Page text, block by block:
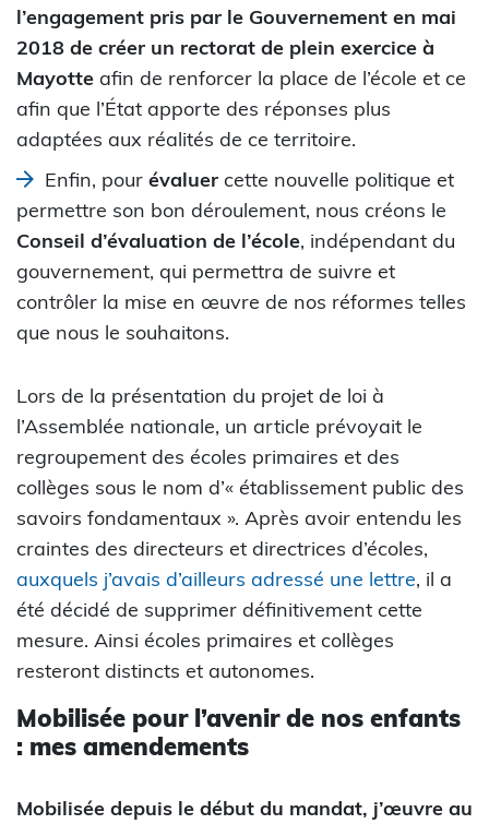
l’engagement pris par le Gouvernement en mai
2018 de créer un rectorat de plein exercice à
Mayotte afin de renforcer la place de l’école et ce
afin que l’État apporte des réponses plus
adaptées aux réalités de ce territoire.
Enfin, pour évaluer cette nouvelle politique et
permettre son bon déroulement, nous créons le
Conseil d’évaluation de l’école, indépendant du
gouvernement, qui permettra de suivre et
contrôler la mise en œuvre de nos réformes telles
que nous le souhaitons.
Lors de la présentation du projet de loi à
l’Assemblée nationale, un article prévoyait le
regroupement des écoles primaires et des
collèges sous le nom d’« établissement public des
savoirs fondamentaux ». Après avoir entendu les
craintes des directeurs et directrices d’écoles,
auxquels j’avais d’ailleurs adressé une lettre, il a
été décidé de supprimer définitivement cette
mesure. Ainsi écoles primaires et collèges
resteront distincts et autonomes.
Mobilisée pour l’avenir de nos enfants
: mes amendements
Mobilisée depuis le début du mandat, j’œuvre au